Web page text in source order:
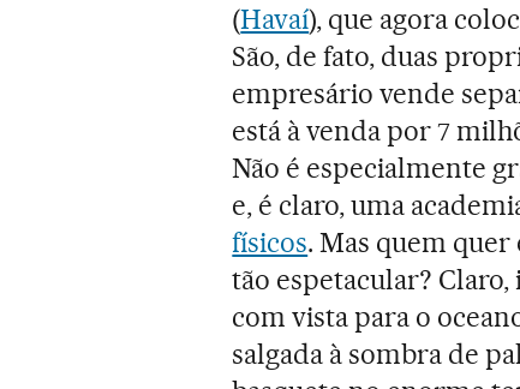
(Havaí), que agora
São, de fato, duas
empresário vende
está à venda por 7
Não é especialmente
e, é claro, uma
físicos. Mas quem
tão espetacular?
com vista para o
salgada à sombra de